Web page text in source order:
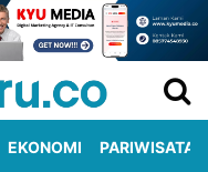
EKONOMI PARIWISATA